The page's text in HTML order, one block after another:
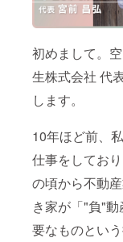
初めまして。
生株式会社 代
します。
10年ほど前、
仕事をしてお
の頃から不動
き家が「"負"
要なものとい